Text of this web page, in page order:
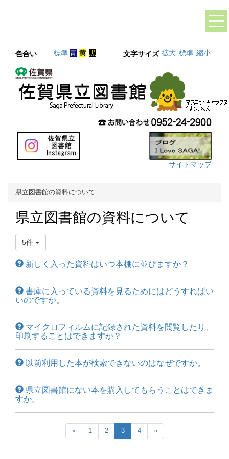
色合い 標準青 黄 黒 文字サイズ 拡大 標準 縮小
サイトマップ
県立図書館の資料について
県立図書館の資料について
5件
新しく入った資料はいつ本棚に並びますか？
書庫に入っている資料を見るためにはどうすればい
いのですか。
マイクロフィルムに記録された資料を閲覧したり、
印刷することはできますか？
以前利用した本が検索できないのはなぜですか。
県立図書館にない本を購入してもらうことはできま
すか。
« 1 2 3 4 »